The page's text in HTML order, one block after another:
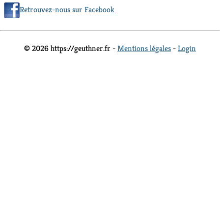
Retrouvez-nous sur Facebook
© 2026 https://geuthner.fr -Mentions légales -Login